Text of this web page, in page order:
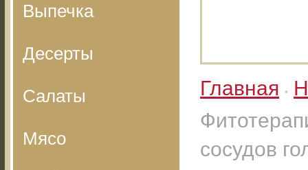
Выпечка
Десерты
Салаты
Мясо
Главная •
сосудов